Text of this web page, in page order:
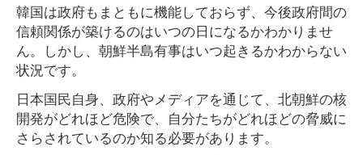
韓国は政府もまともに機能しておらず、今後政府間の
信頼関係が築けるのはいつの日になるかわかりませ
ん。しかし、朝鮮半島有事はいつ起きるかわからない
状況です。
日本国民自身、政府やメディアを通じて、北朝鮮の核
開発がどれほど危険で、自分たちがどれほどの脅威に
さらされているのか知る必要があります。